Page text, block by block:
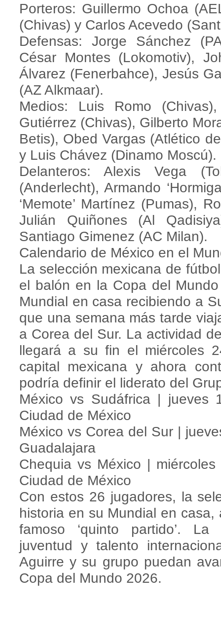
Porteros: Guillermo Ochoa
(Chivas) y Carlos Acevedo
Defensas: Jorge Sánchez
César Montes (Lokomotiv),
Álvarez (Fenerbahce), Jesús
(AZ Alkmaar).
Medios: Luis Romo
Gutiérrez (Chivas), Gilberto
Betis), Obed Vargas (Atlético
y Luis Chávez (Dinamo Moscú).
Delanteros: Alexis Vega
(Anderlecht), Armando
‘Memote’ Martínez (Pumas),
Julián Quiñones (Al
Santiago Gimenez (AC Milan).
Calendario de México en el
La selección mexicana de
el balón en la Copa del
Mundial en casa recibiendo a
que una semana más tarde
a Corea del Sur. La actividad
llegará a su fin el miércoles
capital mexicana y ahora
podría definir el liderato del
México vs Sudáfrica |
Ciudad de México
México vs Corea del Sur |
Guadalajara
Chequia vs México |
Ciudad de México
Con estos 26 jugadores, la
historia en su Mundial en
famoso ‘quinto partido’. La
juventud y talento
Aguirre y su grupo puedan
Copa del Mundo 2026.